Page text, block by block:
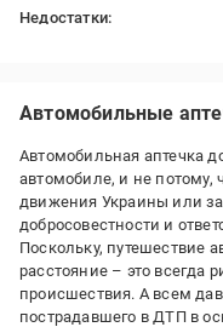
Недостатки:
Автомобильные
Автомобильная аптечка
автомобиле, и не потому,
движения Украины или
добросовестности и
Поскольку, путешествие
расстояние – это всегда
происшествия. А всем
пострадавшего в ДТП в